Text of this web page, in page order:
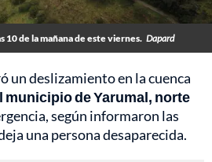
10 de la mañana de este viernes. Dapard
un deslizamiento en la cuenca
municipio de Yarumal, norte
según informaron las
una persona desaparecida.